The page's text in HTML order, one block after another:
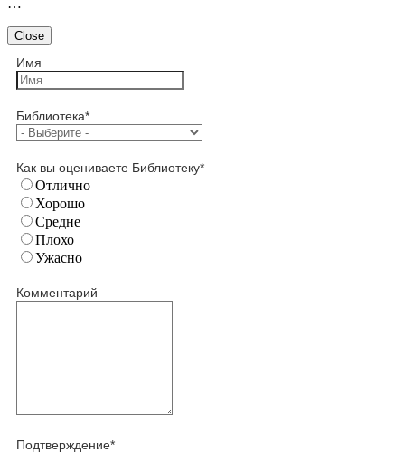
Close
Имя
Библиотека*
Как вы оцениваете Библиотеку*
Отлично
Хорошо
Средне
Плохо
Ужасно
Комментарий
Подтверждение*